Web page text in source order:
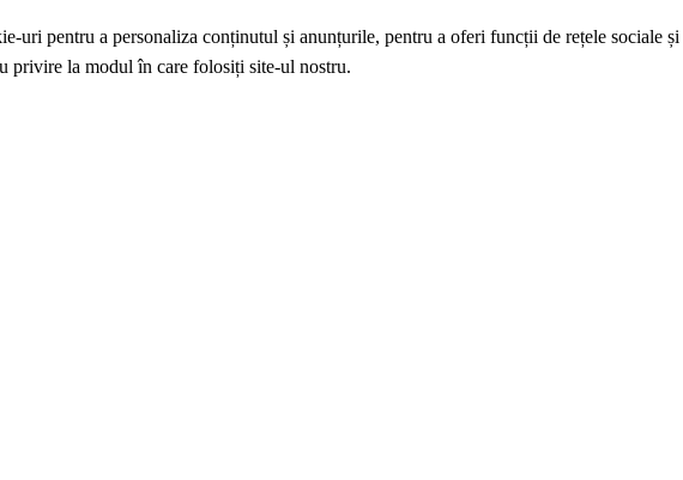
uri pentru a personaliza conținutul și anunțurile, pentru a oferi funcții de rețele sociale
privire la modul în care folosiți site-ul nostru.